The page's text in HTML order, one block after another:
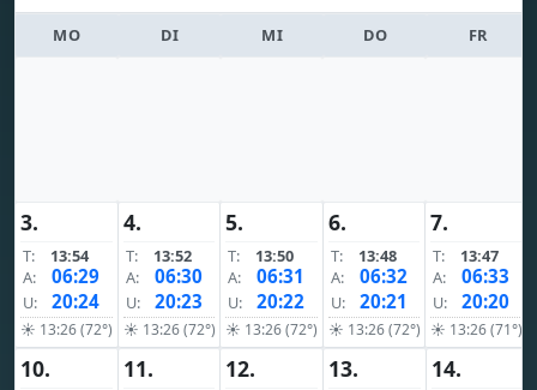
MO DI MI DO FR
3.
T:
13:54
A:
06:29
U: 20:24
☀ 13:26 (72°)
4.
T:
13:52
A:
06:30
U: 20:23
☀ 13:26 (72°)
5.
T:
13:50
A:
06:31
U: 20:22
☀ 13:26 (72°)
6.
T:
13:48
A:
06:32
U: 20:21
☀ 13:26 (72°)
7.
T:
13:47
A:
06:33
U: 20:20
☀ 13:26 (71°)
10. 11. 12. 13. 14.